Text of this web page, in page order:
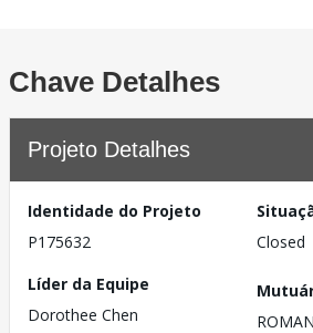
Chave Detalhes
Projeto Detalhes
Identidade do Projeto
P175632
Closed
Líder da Equipe
Dorothee Chen